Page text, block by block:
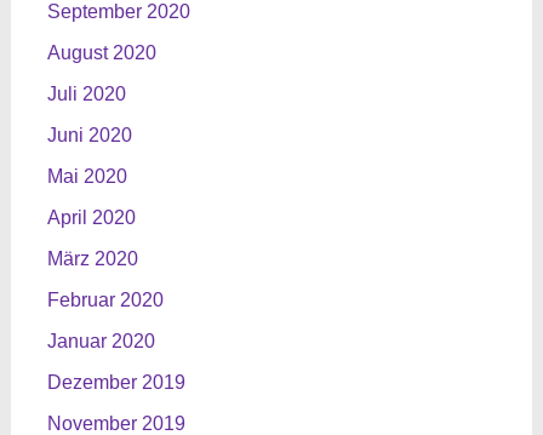
September 2020
August 2020
Juli 2020
Juni 2020
Mai 2020
April 2020
März 2020
Februar 2020
Januar 2020
Dezember 2019
November 2019